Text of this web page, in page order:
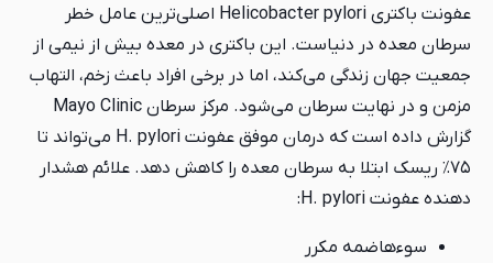
عفونت باکتری Helicobacter pylori اصلی‌ترین عامل خطر
سرطان معده در دنیاست. این باکتری در معده بیش از نیمی از
جمعیت جهان زندگی می‌کند، اما در برخی افراد باعث زخم، التهاب
مزمن و در نهایت سرطان می‌شود. مرکز سرطان Mayo Clinic
گزارش داده است که درمان موفق عفونت H. pylori می‌تواند تا
۷۵٪ ریسک ابتلا به سرطان معده را کاهش دهد. علائم هشدار
دهنده عفونت H. pylori:
سوءهاضمه مکرر